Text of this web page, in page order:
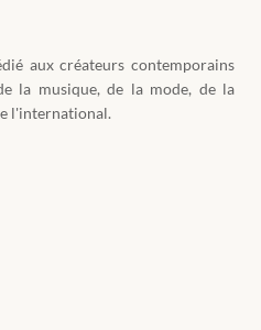
aux créateurs contemporains
la musique, de la mode, de la
l'international.